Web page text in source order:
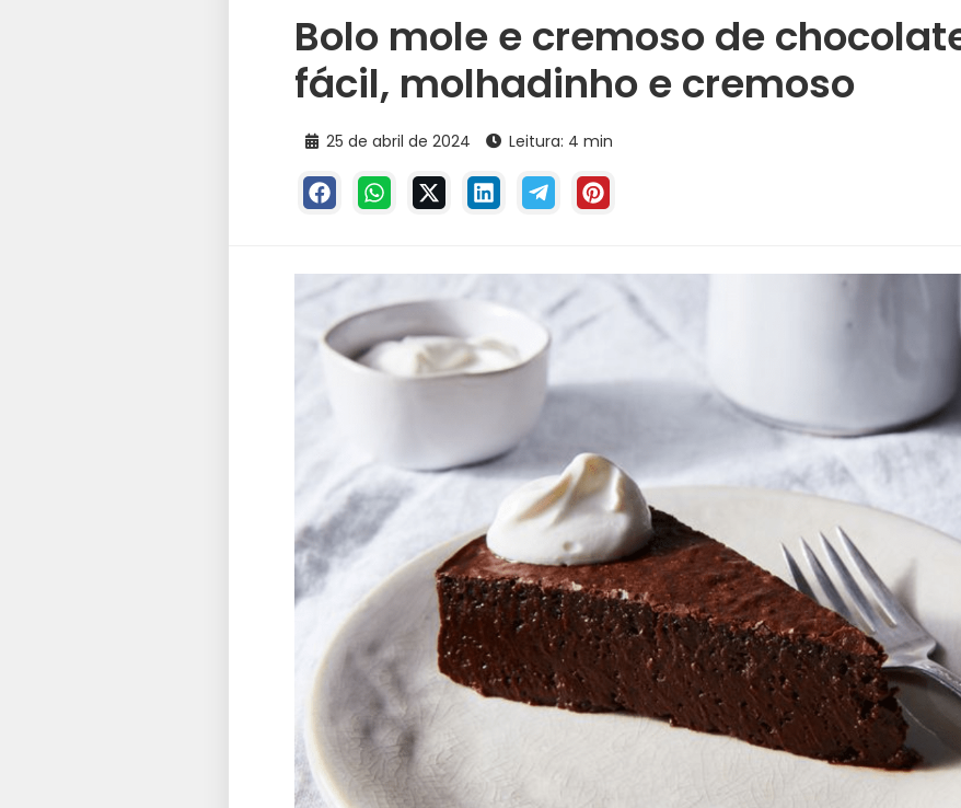
Bolo mole e cremoso de
fácil, molhadinho e cremoso
25 de abril de 2024 Leitura: 4 min